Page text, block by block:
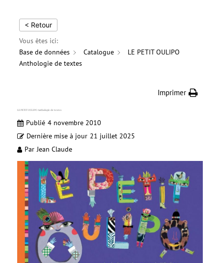
< Retour
Vous êtes ici:
Base de données
Catalogue
LE PETIT OULIPO
Anthologie de textes
Imprimer
LE PETIT OULIPO Anthologie de textes
Publié 4 novembre 2010
Dernière mise à jour 21 juillet 2025
Par Jean Claude